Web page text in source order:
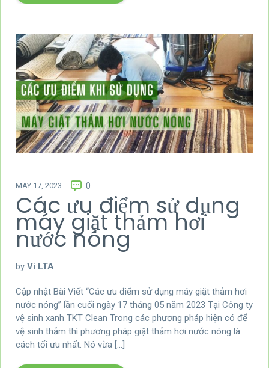
MAY 17, 2023 0
Các ưu điểm sử dụng
máy giặt thảm hơi
nước nóng
by Vi LTA
Cập nhật Bài Viết “Các ưu điểm sử dụng máy giặt thảm hơi
nước nóng” lần cuối ngày 17 tháng 05 năm 2023 Tại Công ty
vệ sinh xanh TKT Clean Trong các phương pháp hiện có để
vệ sinh thảm thì phương pháp giặt thảm hơi nước nóng là
cách tối ưu nhất. Nó vừa […]